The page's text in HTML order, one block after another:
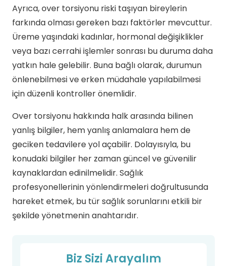
Ayrıca, over torsiyonu riski taşıyan bireylerin
farkında olması gereken bazı faktörler mevcuttur.
Üreme yaşındaki kadınlar, hormonal değişiklikler
veya bazı cerrahi işlemler sonrası bu duruma daha
yatkın hale gelebilir. Buna bağlı olarak, durumun
önlenebilmesi ve erken müdahale yapılabilmesi
için düzenli kontroller önemlidir.
Over torsiyonu hakkında halk arasında bilinen
yanlış bilgiler, hem yanlış anlamalara hem de
geciken tedavilere yol açabilir. Dolayısıyla, bu
konudaki bilgiler her zaman güncel ve güvenilir
kaynaklardan edinilmelidir. Sağlık
profesyonellerinin yönlendirmeleri doğrultusunda
hareket etmek, bu tür sağlık sorunlarını etkili bir
şekilde yönetmenin anahtarıdır.
Biz Sizi Arayalım